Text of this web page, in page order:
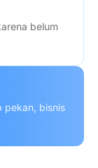
belum
pekan, bisnis